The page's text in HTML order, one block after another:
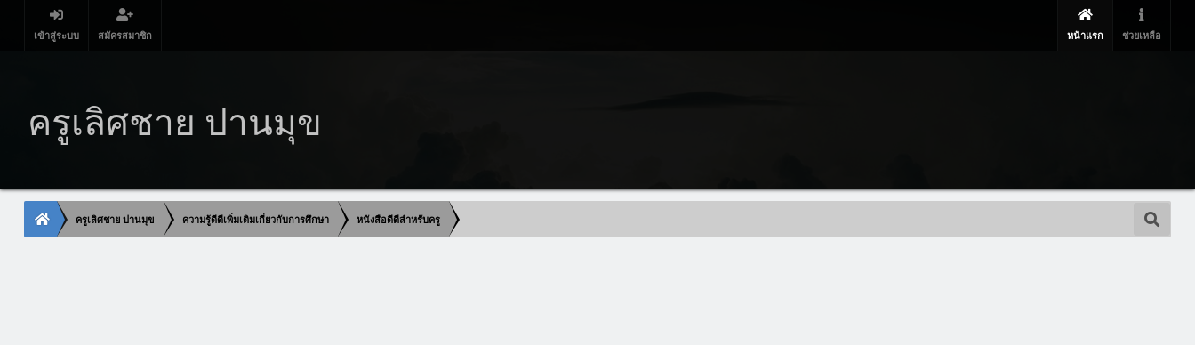
เข้าสู่ระบบ สมัครสมาชิก หน้าแรก ช่วยเหลือ
ครูเลิศชาย ปานมุข
ครูเลิศชาย ปานมุข ความรู้ดีดีเพิ่มเติมเกี่ยวกับการศึกษา หนังสือดีดีสำหรับครู